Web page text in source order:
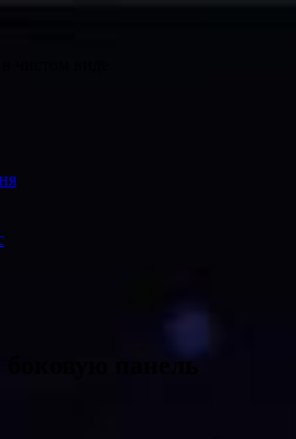
боковую панель